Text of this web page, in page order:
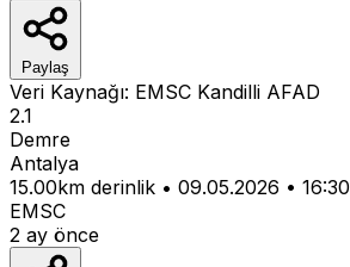
Paylaş
Veri Kaynağı: EMSC Kandilli AFAD
2.1
Demre
Antalya
15.00km derinlik • 09.05.2026 • 16:30
EMSC
2 ay önce